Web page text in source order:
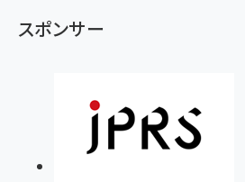
スポンサー